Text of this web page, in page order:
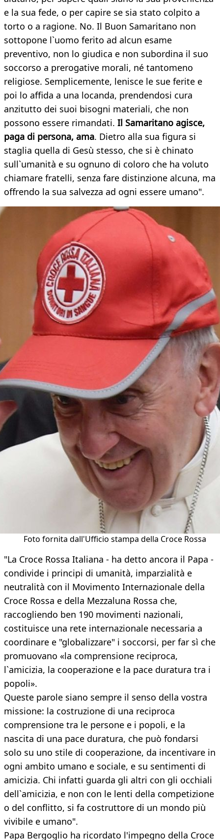
e la sua fede, o per capire se sia stato colpito a
torto o a ragione. No. Il Buon Samaritano non
sottopone l`uomo ferito ad alcun esame
preventivo, non lo giudica e non subordina il suo
soccorso a prerogative morali, né tantomeno
religiose. Semplicemente, lenisce le sue ferite e
poi lo affida a una locanda, prendendosi cura
anzitutto dei suoi bisogni materiali, che non
possono essere rimandati. Il Samaritano agisce,
paga di persona, ama. Dietro alla sua figura si
staglia quella di Gesù stesso, che si è chinato
sull`umanità e su ognuno di coloro che ha voluto
chiamare fratelli, senza fare distinzione alcuna, ma
offrendo la sua salvezza ad ogni essere umano".
Foto fornita dall'Ufficio stampa della Croce Rossa
"La Croce Rossa Italiana - ha detto ancora il Papa -
condivide i principi di umanità, imparzialità e
neutralità con il Movimento Internazionale della
Croce Rossa e della Mezzaluna Rossa che,
raccogliendo ben 190 movimenti nazionali,
costituisce una rete internazionale necessaria a
coordinare e "globalizzare" i soccorsi, per far sì che
promuovano «la comprensione reciproca,
l`amicizia, la cooperazione e la pace duratura tra i
popoli».
Queste parole siano sempre il senso della vostra
missione: la costruzione di una reciproca
comprensione tra le persone e i popoli, e la
nascita di una pace duratura, che può fondarsi
solo su uno stile di cooperazione, da incentivare in
ogni ambito umano e sociale, e su sentimenti di
amicizia. Chi infatti guarda gli altri con gli occhiali
dell`amicizia, e non con le lenti della competizione
o del conflitto, si fa costruttore di un mondo più
vivibile e umano".
Papa Bergoglio ha ricordato l'impegno della Croce